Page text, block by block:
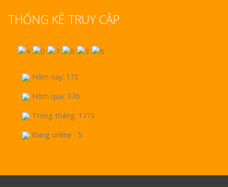
THỐNG KÊ TRUY CẬP
Hôm nay: 172
Hôm qua: 376
Trong tháng: 1773
Đang online : 5